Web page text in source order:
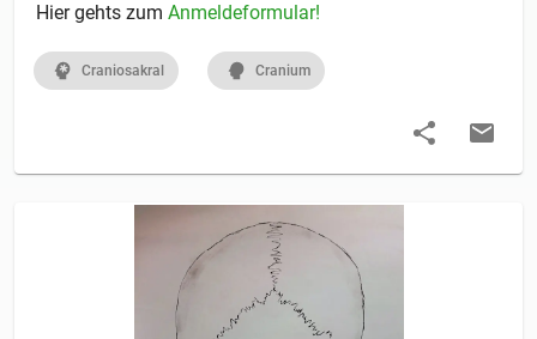
Hier gehts zum Anmeldeformular!
Craniosakral Cranium